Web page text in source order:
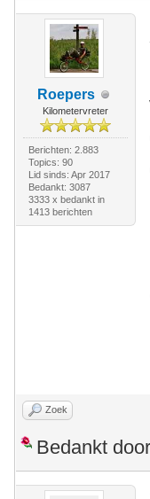
Roepers
Kilometervreter
Berichten: 2.883
Topics: 90
Lid sinds: Apr 2017
Bedankt: 3087
3333 x bedankt in
1413 berichten
Zoek
Bedankt